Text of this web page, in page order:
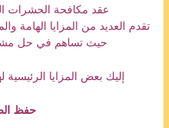
عقد مكافحة الحشرات
تقدم العديد من المزايا الهامة
حيث تساهم في حل
إليك بعض المزايا
حفظ